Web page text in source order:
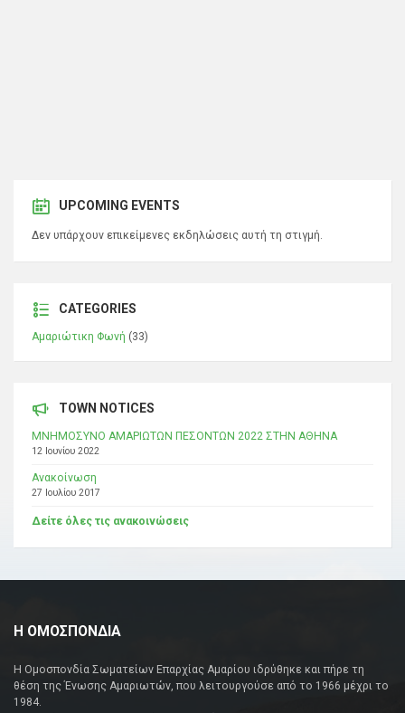
UPCOMING EVENTS
Δεν υπάρχουν επικείμενες εκδηλώσεις αυτή τη στιγμή.
CATEGORIES
Αμαριώτικη Φωνή (33)
TOWN NOTICES
ΜΝΗΜΟΣΥΝΟ ΑΜΑΡΙΩΤΩΝ ΠΕΣΟΝΤΩΝ 2022 ΣΤΗΝ ΑΘΗΝΑ
12 Ιουνίου 2022
Ανακοίνωση
27 Ιουλίου 2017
Δείτε όλες τις ανακοινώσεις
Η ΟΜΟΣΠΟΝΔΙΑ
Η Ομοσπονδία Σωματείων Επαρχίας Αμαρίου ιδρύθηκε και πήρε τη
θέση της Ένωσης Αμαριωτών, που λειτουργούσε από το 1966 μέχρι το
1984.